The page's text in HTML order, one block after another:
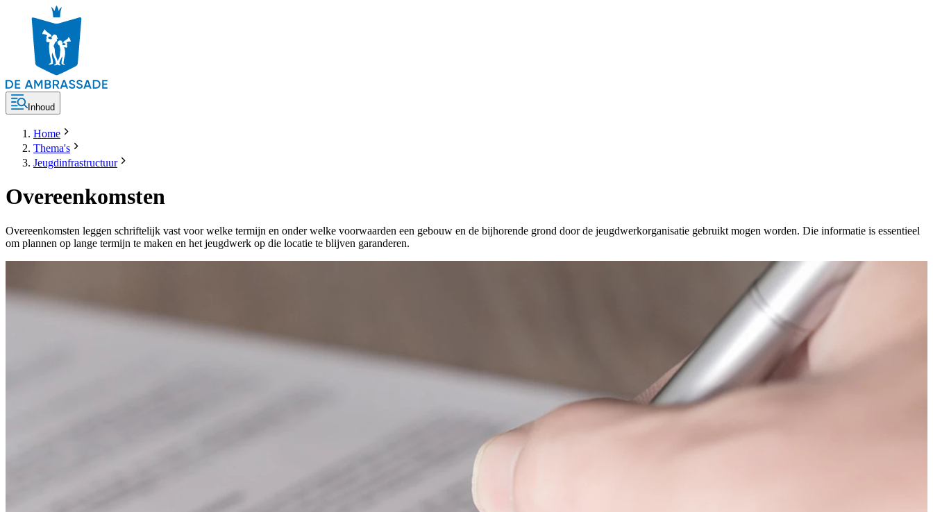
Inhoud
Home
Thema's
Jeugdinfrastructuur
Overeenkomsten
Overeenkomsten leggen schriftelijk vast voor welke termijn en onder welke voorwaarden een gebouw en de bijhorende grond door de jeugdwerkorganisatie gebruikt mogen worden. Die informatie is essentieel
om plannen op lange termijn te maken en het jeugdwerk op die locatie te blijven garanderen.